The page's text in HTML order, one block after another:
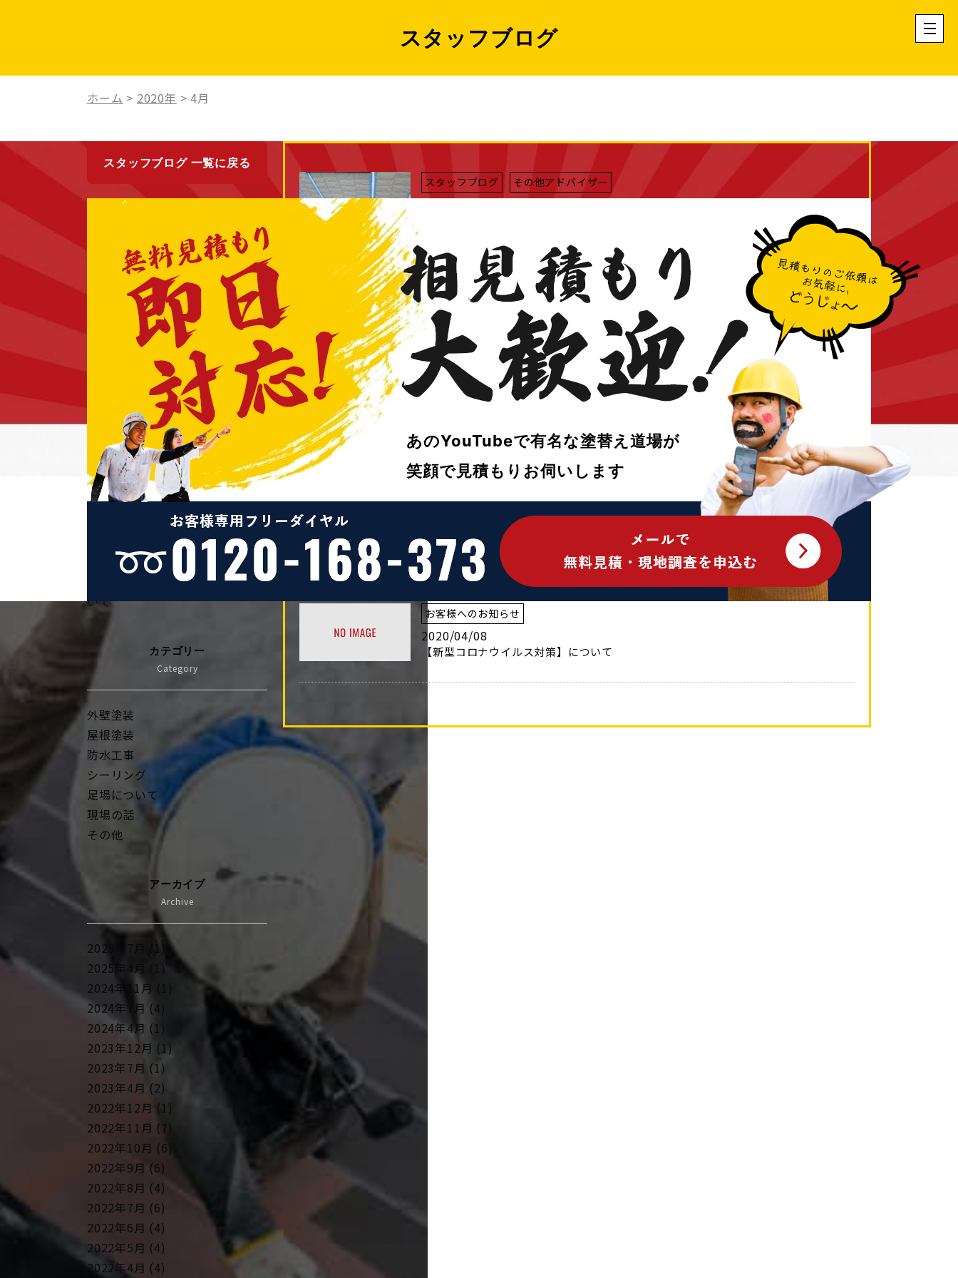
スタッフブログ
ホーム > 2020年 >4月
スタッフブログ その他アドバイザー
2020/04/29
お客様へのお知らせ
2020/04/28
◆ゴールデンウィーク休業のお知らせ◆
スタッフブログ その他アドバイザー
リシン壁に最適な刷毛は？刷毛の違いを検証です！寺西先生の塗装講座～リシン塗装
偏～
スタッフブログ その他アドバイザー
塗料の種類を知ってかしこく塗替え！～外壁塗装は名古屋の塗替え道場で！～
お客様へのお知らせ
2020/04/08
【新型コロナウイルス対策】について
スタッフブログ 一覧に戻る
2020/04/29
シーリング撤去とは？打つだけじ
ゃないシーリングの世界を解説！
2020/04/28
◆ゴールデンウィーク休業のお知
リシン壁に最適な刷毛は？刷毛の
違いを検証です！寺西先生の塗装
講座～リシン塗装偏～
2020/04/12
塗料の種類を知ってかしこく塗替
え！～外壁塗装は名古屋の塗替え
2020/04/08
【新型コロナウイルス対策】につ
いて
カテゴリー
Category
外壁塗装
屋根塗装
防水工事
シーリング
足場について
現場の話
その他
アーカイブ
Archive
2025年7月 (1)
2025年4月 (1)
2024年11月 (1)
2024年7月 (4)
2024年4月 (1)
2023年12月 (1)
2023年7月 (1)
2023年4月 (2)
2022年12月 (1)
2022年11月 (7)
2022年10月 (6)
2022年9月 (6)
2022年8月 (4)
2022年7月 (6)
2022年6月 (4)
2022年5月 (4)
2022年4月 (4)
あのYouTubeで有名な塗替え道場が
笑顔で見積もりお伺いします